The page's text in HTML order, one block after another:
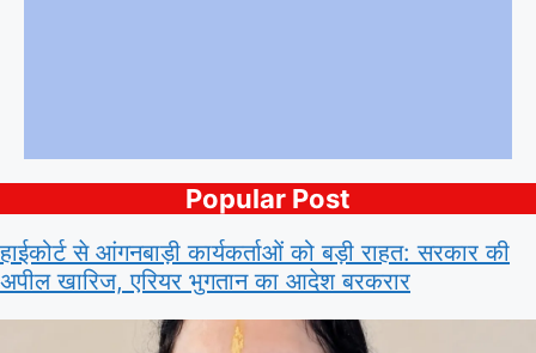
Popular Post
हाईकोर्ट से आंगनबाड़ी कार्यकर्ताओं को बड़ी राहत: सरकार की
अपील खारिज, एरियर भुगतान का आदेश बरकरार